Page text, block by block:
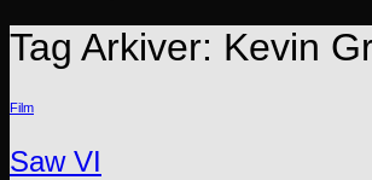
Tag Arkiver: Kevin
Film
Saw VI